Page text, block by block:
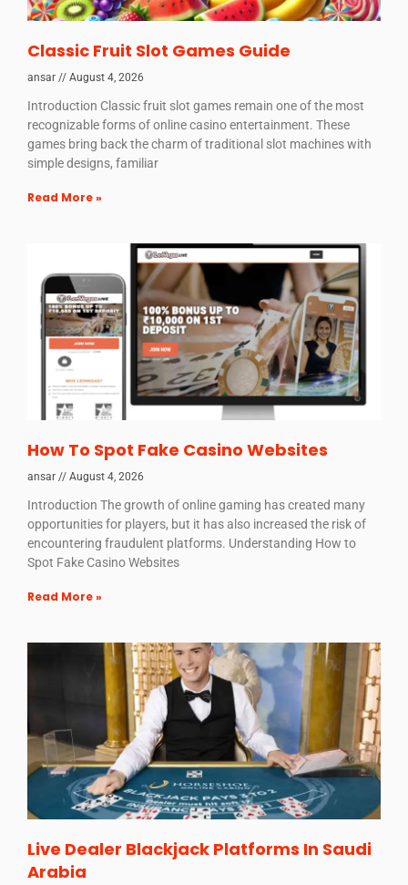
Classic Fruit Slot Games Guide
ansar August 4, 2026
Introduction Classic fruit slot games remain one of the most
recognizable forms of online casino entertainment. These
games bring back the charm of traditional slot machines with
simple designs, familiar
Read More »
How To Spot Fake Casino Websites
ansar August 4, 2026
Introduction The growth of online gaming has created many
opportunities for players, but it has also increased the risk of
encountering fraudulent platforms. Understanding How to
Spot Fake Casino Websites
Read More »
Live Dealer Blackjack Platforms In Saudi
Arabia